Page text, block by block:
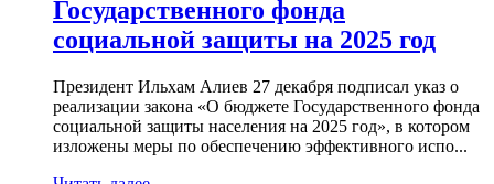
Государственного фонда
социальной защиты на 2025 год
Президент Ильхам Алиев 27 декабря подписал указ о
реализации закона «О бюджете Государственного фонда
социальной защиты населения на 2025 год», в котором
изложены меры по обеспечению эффективного испо...